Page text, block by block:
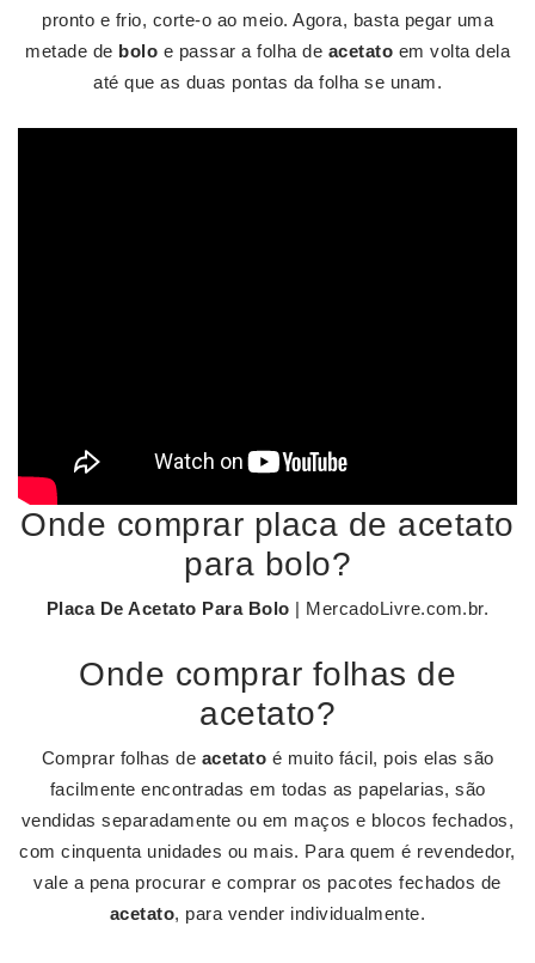
pronto e frio, corte-o ao meio. Agora, basta pegar uma
metade de bolo e passar a folha de acetato em volta dela
até que as duas pontas da folha se unam.
Onde comprar placa de acetato
para bolo?
Placa De Acetato Para Bolo | MercadoLivre.com.br.
Onde comprar folhas de
acetato?
Comprar folhas de acetato é muito fácil, pois elas são
facilmente encontradas em todas as papelarias, são
vendidas separadamente ou em maços e blocos fechados,
com cinquenta unidades ou mais. Para quem é revendedor,
vale a pena procurar e comprar os pacotes fechados de
acetato, para vender individualmente.